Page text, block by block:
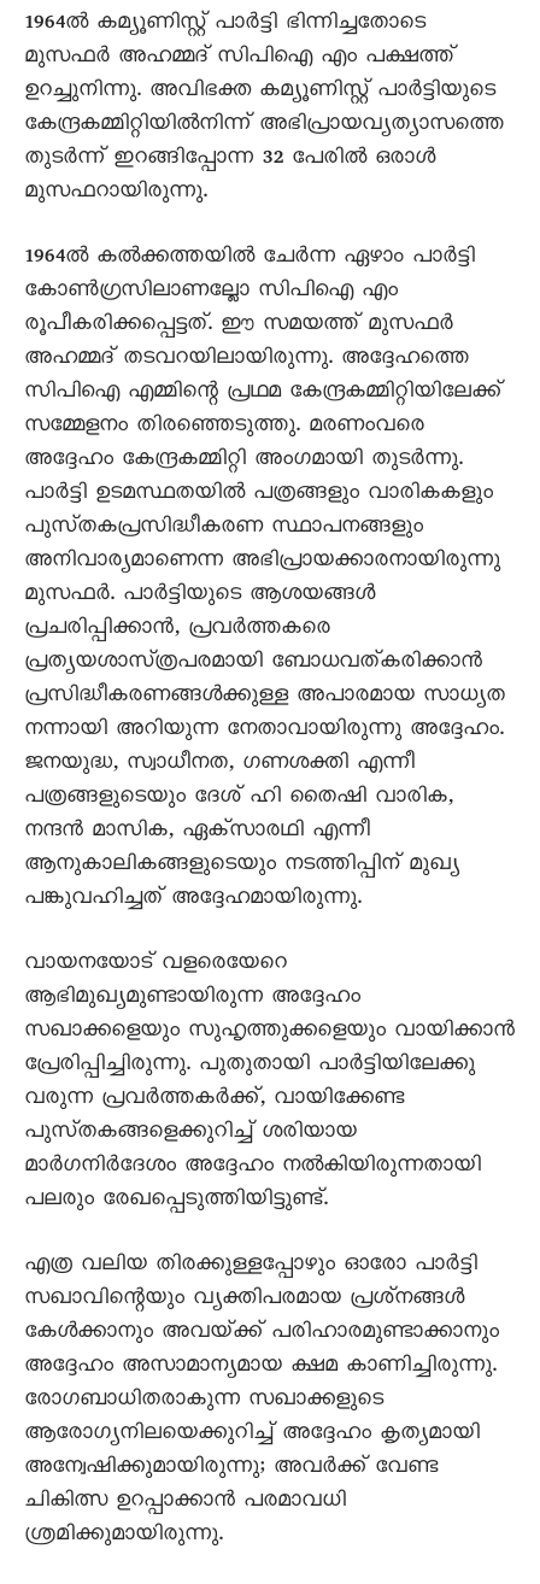
1964ൽ കമ്യൂണിസ്റ്റ്‌ പാർട്ടി ഭിന്നിച്ചതോടെ
മുസഫർ അഹമ്മദ്‌ സിപിഐ എം പക്ഷത്ത്‌
ഉറച്ചുനിന്നു. അവിഭക്ത കമ്യൂണിസ്റ്റ്‌ പാർട്ടിയുടെ
കേന്ദ്രകമ്മിറ്റിയിൽനിന്ന്‌ അഭിപ്രായവ്യത്യാസത്തെ
തുടർന്ന്‌ ഇറങ്ങിപ്പോന്ന 32 പേരിൽ ഒരാൾ
മുസഫറായിരുന്നു.
1964ൽ കൽക്കത്തയിൽ ചേർന്ന ഏഴാം പാർട്ടി
കോൺഗ്രസിലാണല്ലോ സിപിഐ എം
രൂപീകരിക്കപ്പെട്ടത്‌. ഈ സമയത്ത്‌ മുസഫർ
അഹമ്മദ്‌ തടവറയിലായിരുന്നു. അദ്ദേഹത്തെ
സിപിഐ എമ്മിന്റെ പ്രഥമ കേന്ദ്രകമ്മിറ്റിയിലേക്ക്‌
സമ്മേളനം തിരഞ്ഞെടുത്തു. മരണംവരെ
അദ്ദേഹം കേന്ദ്രകമ്മിറ്റി അംഗമായി തുടർന്നു.
പാർട്ടി ഉടമസ്ഥതയിൽ പത്രങ്ങളും വാരികകളും
പുസ്‌തകപ്രസിദ്ധീകരണ സ്ഥാപനങ്ങളും
അനിവാര്യമാണെന്ന അഭിപ്രായക്കാരനായിരുന്നു
മുസഫർ. പാർട്ടിയുടെ ആശയങ്ങൾ
പ്രചരിപ്പിക്കാൻ, പ്രവർത്തകരെ
പ്രത്യയശാസ്‌ത്രപരമായി ബോധവത്‌കരിക്കാൻ
പ്രസിദ്ധീകരണങ്ങൾക്കുള്ള അപാരമായ സാധ്യത
നന്നായി അറിയുന്ന നേതാവായിരുന്നു അദ്ദേഹം.
ജനയുദ്ധ, സ്വാധീനത, ഗണശക്തി എന്നീ
പത്രങ്ങളുടെയും ദേശ്‌ ഹി തൈഷി വാരിക,
നന്ദൻ മാസിക, ഏക്‌സാരഥി എന്നീ
ആനുകാലികങ്ങളുടെയും നടത്തിപ്പിന്‌ മുഖ്യ
പങ്കുവഹിച്ചത്‌ അദ്ദേഹമായിരുന്നു.
വായനയോട്‌ വളരെയേറെ
ആഭിമുഖ്യമുണ്ടായിരുന്ന അദ്ദേഹം
സഖാക്കളെയും സുഹൃത്തുക്കളെയും വായിക്കാൻ
പ്രേരിപ്പിച്ചിരുന്നു. പുതുതായി പാർട്ടിയിലേക്കു
വരുന്ന പ്രവർത്തകർക്ക്‌, വായിക്കേണ്ട
പുസ്‌തകങ്ങളെക്കുറിച്ച്‌ ശരിയായ
മാർഗനിർദേശം അദ്ദേഹം നൽകിയിരുന്നതായി
പലരും രേഖപ്പെടുത്തിയിട്ടുണ്ട്‌.
എത്ര വലിയ തിരക്കുള്ളപ്പോഴും ഓരോ പാർട്ടി
സഖാവിന്റെയും വ്യക്തിപരമായ പ്രശ്‌നങ്ങൾ
കേൾക്കാനും അവയ്‌ക്ക്‌ പരിഹാരമുണ്ടാക്കാനും
അദ്ദേഹം അസാമാന്യമായ ക്ഷമ കാണിച്ചിരുന്നു.
രോഗബാധിതരാകുന്ന സഖാക്കളുടെ
ആരോഗ്യനിലയെക്കുറിച്ച്‌ അദ്ദേഹം കൃത്യമായി
അന്വേഷിക്കുമായിരുന്നു; അവർക്ക്‌ വേണ്ട
ചികിത്സ ഉറപ്പാക്കാൻ പരമാവധി
ശ്രമിക്കുമായിരുന്നു.